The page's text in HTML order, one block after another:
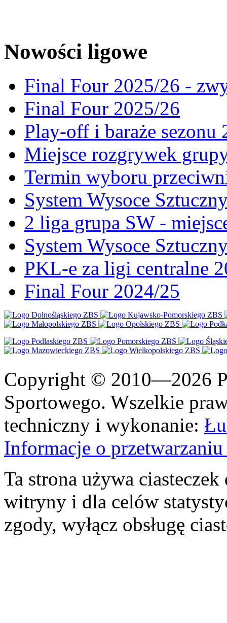
Nowości ligowe
Final Four 2025/26 -
Final Four 2025/26
Play-off i baraże sezonu
Miejsce rozgrywek
Termin wyboru
System Wysoce
2 liga grupa SW -
System Wysoce
PKL-e za ligi centralne
Final Four 2024/25
Copyright © 2010—2026
Sportowego. Wszelkie
techniczny i wykonanie:
Informacje o
Ta strona używa
witryny i dla celów
zgody, wyłącz obsługę